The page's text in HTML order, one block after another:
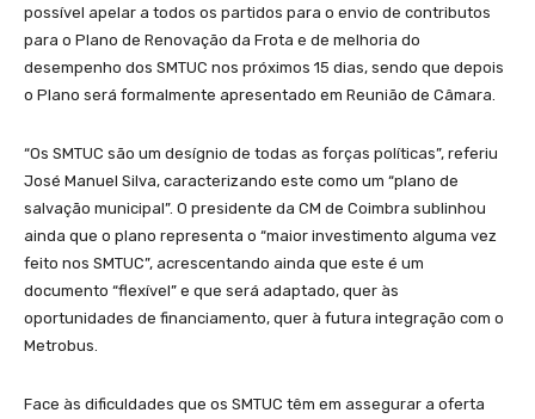
possível apelar a todos os partidos para o envio de contributos
para o Plano de Renovação da Frota e de melhoria do
desempenho dos SMTUC nos próximos 15 dias, sendo que depois
o Plano será formalmente apresentado em Reunião de Câmara.
“Os SMTUC são um desígnio de todas as forças políticas”, referiu
José Manuel Silva, caracterizando este como um “plano de
salvação municipal”. O presidente da CM de Coimbra sublinhou
ainda que o plano representa o “maior investimento alguma vez
feito nos SMTUC”, acrescentando ainda que este é um
documento “flexível” e que será adaptado, quer às
oportunidades de financiamento, quer à futura integração com o
Metrobus.
Face às dificuldades que os SMTUC têm em assegurar a oferta